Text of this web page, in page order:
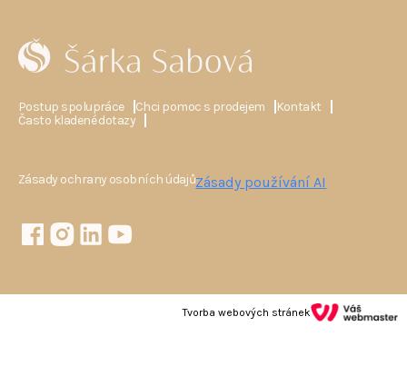
Postup spolupráce Chci pomoc s prodejem
Kontakt
Často kladené dotazy
Zásady ochrany osobních údajůZásady používání AI
Tvorba webových stránek